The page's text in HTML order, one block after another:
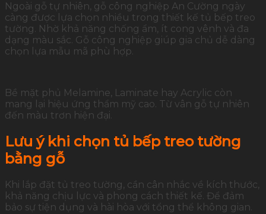
Ngoài gỗ tự nhiên, gỗ công nghiệp An Cường ngày
càng được lựa chọn nhiều trong thiết kế tủ bếp treo
tường. Nhờ khả năng chống ẩm, ít cong vênh và đa
dạng màu sắc. Gỗ công nghiệp giúp gia chủ dễ dàng
chọn lựa mẫu mã phù hợp.
Bề mặt phủ Melamine, Laminate hay Acrylic còn
mang lại hiệu ứng thẩm mỹ cao. Từ vân gỗ tự nhiên
đến màu trơn hiện đại.
Lưu ý khi chọn tủ bếp treo tường
bằng gỗ
Khi lắp đặt tủ treo tường, cần cân nhắc về kích thước,
khả năng chịu lực và phong cách thiết kế. Để đảm
bảo sự tiện dụng và hài hòa với tổng thể không gian.